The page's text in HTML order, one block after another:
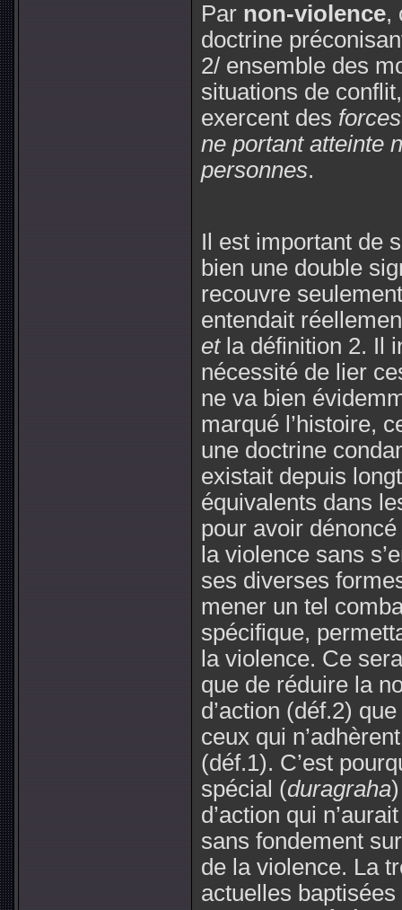
Par non-violence,
doctrine
2/ ensemble des
situations de
exercent des
ne portant atteinte
personnes.
Il est important de
bien une double
recouvre
entendait
etla définition 2. Il
nécessité de lier
ne va bien
marqué l’histoire,
une doctrine
existait depuis
équivalents dans
pour avoir
la violence sans
ses diverses
mener un tel
spécifique,
la violence. Ce
que de réduire la
d’action (déf.2)
ceux qui
(déf.1). C’est
spécial (duragraha
d’action qui
sans fondement
de la violence. La
actuelles